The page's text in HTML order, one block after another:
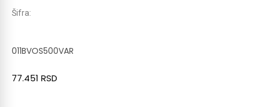
Šifra:
011BVOS500VAR
77.451 RSD